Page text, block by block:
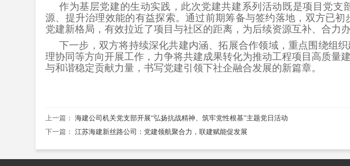
作为基层党建的生动实践，此次党建共建系列活动既是项目党
源、提升治理效能的有益探索。通过前期筹备与签约落地，双方已
党建新格局，有效拉近了项目与社区的距离，为后续资源互补、合力办
下一步，双方将持续深化共建内涵、拓展合作领域，重点围绕组
理协同等方向开展工作，力争将共建成果转化为推动工程项目高质量
与和谐稳定贡献力量，书写党建引领下社企融合发展的新篇章。
上一篇： 海建公司机关党支部开展“弘扬抗战精神、筑牢党性根基”主题党日活动
下一篇： 江苏海建新丝路公司：党建领航聚合力，联建赋能促发展